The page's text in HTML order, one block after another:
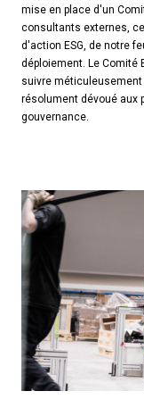
mise en place d'un
consultants externes,
d'action ESG, de notre
déploiement. Le Comité
suivre
résolument dévoué aux
gouvernance.